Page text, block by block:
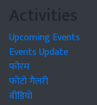
Activities
Upcoming Events
Events Update
फोरम
फोटो गैलरी
वीडियो